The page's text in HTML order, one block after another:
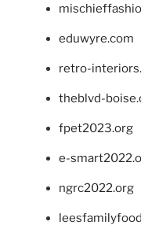
eduwyre.com
retro-
theblvd-
fpet2023.org
e-
ngrc2022.org